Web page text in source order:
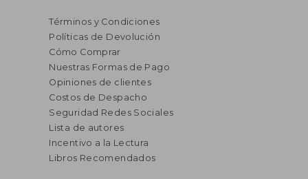
Términos y Condiciones
Políticas de Devolución
Cómo Comprar
Nuestras Formas de Pago
Opiniones de clientes
Costos de Despacho
Seguridad Redes Sociales
Lista de autores
Incentivo a la Lectura
Libros Recomendados